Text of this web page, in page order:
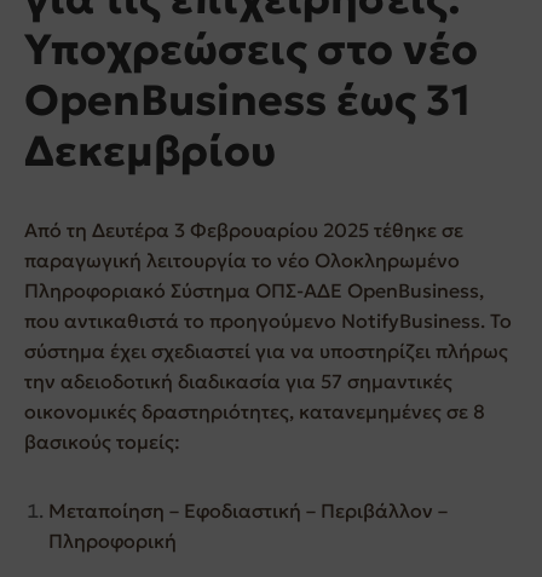
Υποχρεώσεις στο νέο
OpenBusiness έως 31
Δεκεμβρίου
Από τη Δευτέρα 3 Φεβρουαρίου 2025 τέθηκε σε
παραγωγική λειτουργία το νέο Ολοκληρωμένο
Πληροφοριακό Σύστημα ΟΠΣ-ΑΔΕ OpenBusiness,
που αντικαθιστά το προηγούμενο NotifyBusiness. Το
σύστημα έχει σχεδιαστεί για να υποστηρίζει πλήρως
την αδειοδοτική διαδικασία για 57 σημαντικές
οικονομικές δραστηριότητες, κατανεμημένες σε 8
βασικούς τομείς:
Μεταποίηση – Εφοδιαστική – Περιβάλλον –
Πληροφορική